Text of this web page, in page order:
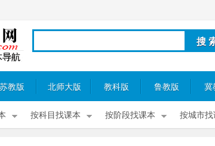
苏教版 北师大版 教科版 鲁教版 冀
按科目找课本 按阶段找课本 按城市找